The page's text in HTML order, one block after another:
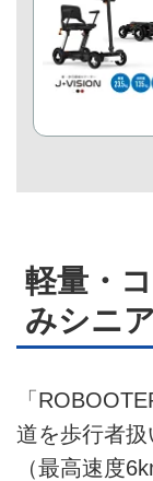
軽量・
みシニ
「
道を歩行者
（最高速度